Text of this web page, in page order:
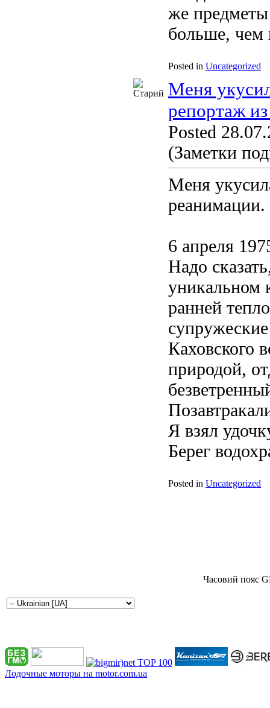
же предметы
больше, чем
Posted in Uncategorized
Меня
репортаж
Posted
(Заметки
Меня
реанимации.
6 апреля
Надо
уникальном
ранней
Каховского
природой,
Я взял
Берег
Posted in Uncategorized
Часовий пояс
Лодочные моторы на motor.com.ua